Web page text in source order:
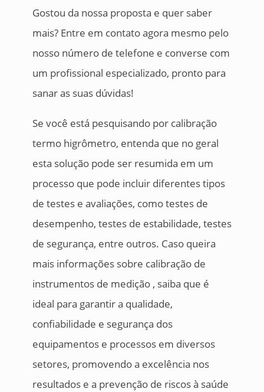
Gostou da nossa proposta e quer saber
mais? Entre em contato agora mesmo pelo
nosso número de telefone e converse com
um profissional especializado, pronto para
sanar as suas dúvidas!
Se você está pesquisando por calibração
termo higrômetro, entenda que no geral
esta solução pode ser resumida em um
processo que pode incluir diferentes tipos
de testes e avaliações, como testes de
desempenho, testes de estabilidade, testes
de segurança, entre outros. Caso queira
mais informações sobre calibração de
instrumentos de medição , saiba que é
ideal para garantir a qualidade,
confiabilidade e segurança dos
equipamentos e processos em diversos
setores, promovendo a excelência nos
resultados e a prevenção de riscos à saúde